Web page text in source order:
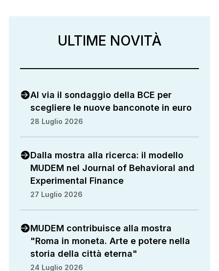
ULTIME NOVITÀ
ULTIME NOVITÀ
Al via il sondaggio della BCE per
scegliere le nuove banconote in euro
28 Luglio 2026
Dalla mostra alla ricerca: il modello
MUDEM nel Journal of Behavioral and
Experimental Finance
27 Luglio 2026
MUDEM contribuisce alla mostra
"Roma in moneta. Arte e potere nella
storia della città eterna"
24 Luglio 2026